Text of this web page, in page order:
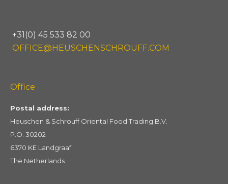
+31(0) 45 533 82 00
OFFICE@HEUSCHENSCHROUFF.COM
Office
Postal address:
Heuschen & Schrouff Oriental Food Trading B.V.
P.O. 30202
6370 KE Landgraaf
The Netherlands